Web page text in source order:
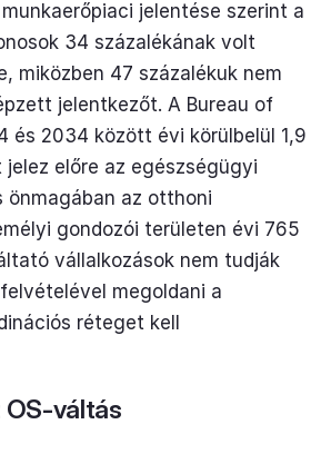
jelentése szerint a
34 százalékának volt
miközben 47 százalékuk nem
jelentkezőt. A Bureau of
és 2034 között évi körülbelül 1,9
előre az egészségügyi
önmagában az otthoni
gondozói területen évi 765
vállalkozások nem tudják
megoldani a
réteget kell
OS-váltás